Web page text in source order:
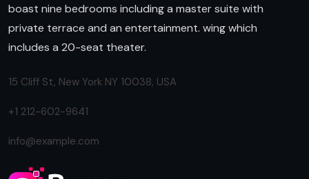
boast nine bedrooms including a master suite with
private terrace and an entertainment. wing which
includes a 20-seat theater.
15 Cliff St, New York NY 10038, USA
+1 212-602-9641
info@example.com